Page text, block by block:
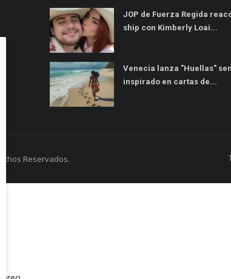
JOP de Fuerza Regida
ship con Kimberly Loai...
Venecia lanza "Huellas"
inspirado en cartas de...
Reservados.